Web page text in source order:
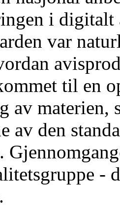
i
var
til en
av
av den
-